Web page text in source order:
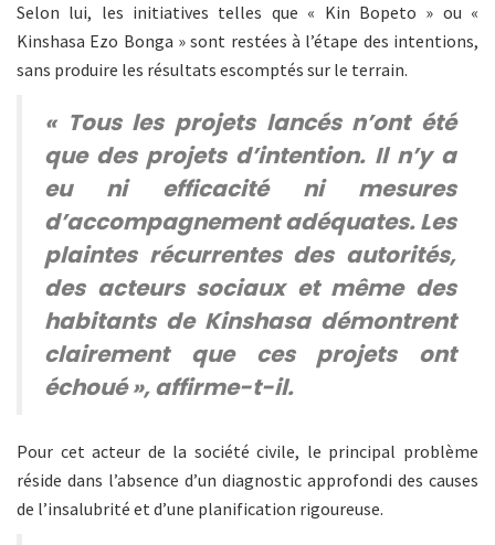
Selon lui, les initiatives telles que « Kin Bopeto » ou «
Kinshasa Ezo Bonga » sont restées à l’étape des intentions,
sans produire les résultats escomptés sur le terrain.
« Tous les projets lancés n’ont été
que des projets d’intention. Il n’y a
eu ni efficacité ni mesures
d’accompagnement adéquates. Les
plaintes récurrentes des autorités,
des acteurs sociaux et même des
habitants de Kinshasa démontrent
clairement que ces projets ont
échoué », affirme-t-il.
Pour cet acteur de la société civile, le principal problème
réside dans l’absence d’un diagnostic approfondi des causes
de l’insalubrité et d’une planification rigoureuse.